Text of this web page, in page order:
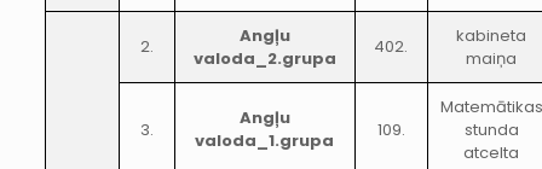
2.
Angļu
valoda_2.grupa
402.
kabineta
maiņa
3.
Angļu
valoda_1.grupa
109.
Matemātikas
stunda
atcelta